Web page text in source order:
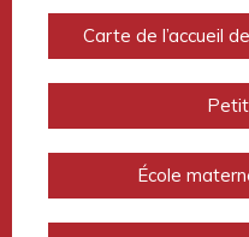
Carte de l’accueil
École